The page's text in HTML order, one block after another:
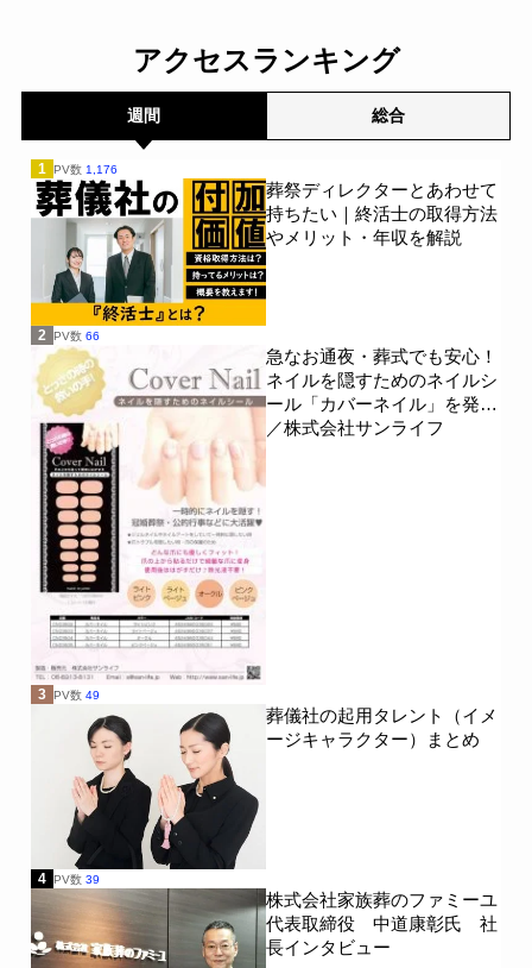
て400名を対象に意識調査
アクセスランキング
週間 総合
1 PV数 1,176
葬祭ディレクターとあわせて
持ちたい｜終活士の取得方法
やメリット・年収を解説
2 PV数 66
急なお通夜・葬式でも安心！
ネイルを隠すためのネイルシ
ール「カバーネイル」を発売
／株式会社サンライフ
3 PV数 49
葬儀社の起用タレント（イメ
ージキャラクター）まとめ
4 PV数 39
株式会社家族葬のファミーユ
代表取締役 中道康彰氏 社
長インタビュー